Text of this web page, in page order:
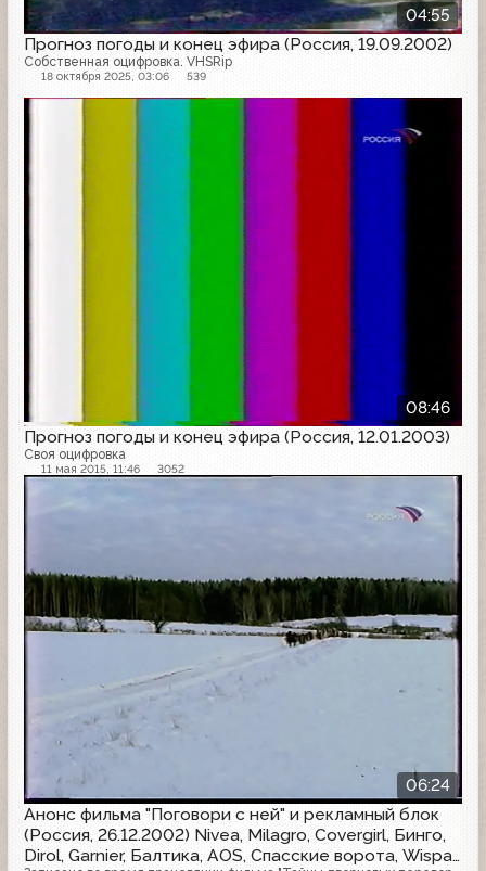
04:55
Прогноз погоды и конец эфира (Россия, 19.09.2002)
Собственная оцифровка. VHSRip
18 октября 2025, 03:06 539
08:46
Прогноз погоды и конец эфира (Россия, 12.01.2003)
Своя оцифровка
11 мая 2015, 11:46 3052
Конец эфира
06:24
Анонс фильма "Поговори с ней" и рекламный блок
(Россия, 26.12.2002) Nivea, Milagro, Covergirl, Бинго,
Dirol, Garnier, Балтика, AOS, Спасские ворота, Wispa,